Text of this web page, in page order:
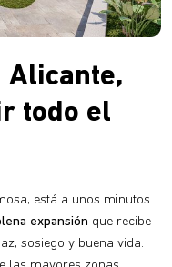
Alicante,
todo el
está a unos minutos
expansión que recibe
sosiego y buena vida.